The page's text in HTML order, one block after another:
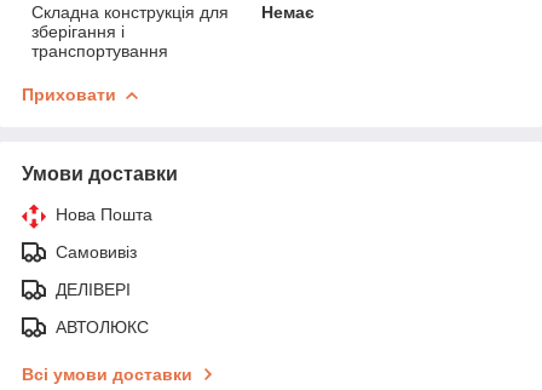
Складна конструкція для
зберігання і
транспортування
Немає
Приховати
Умови доставки
Нова Пошта
Самовивіз
ДЕЛІВЕРІ
АВТОЛЮКС
Всі умови доставки